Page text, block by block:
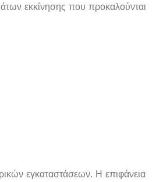
εκκίνησης που προκαλούνται
εγκαταστάσεων. Η επιφάνεια